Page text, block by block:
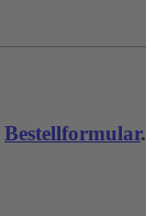
Bestellformular.